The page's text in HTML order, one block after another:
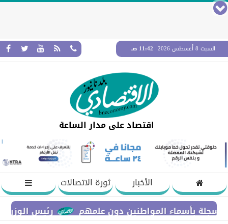
السبت 8 أغسطس 2026 11:42 صـ
اقتصاد على مدار الساعة
الأخبار
ثورة الاتصالات
رئيس الوزراء
بأسماء المواطنين دون علمهم